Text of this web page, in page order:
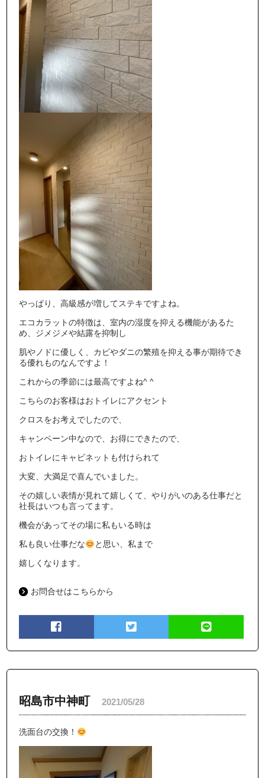
やっぱり、高級感が増してステキですよね。
エコカラットの特徴は、室内の湿度を抑える機能があるた
め、ジメジメや結露を抑制し
肌やノドに優しく、カビやダニの繁殖を抑える事が期待でき
る優れものなんですよ！
これからの季節には最高ですよね^ ^
こちらのお客様はおトイレにアクセント
クロスをお考えでしたので、
キャンペーン中なので、お得にできたので、
おトイレにキャビネットも付けられて
大変、大満足で喜んでいました。
その嬉しい表情が見れて嬉しくて、やりがいのある仕事だと
社長はいつも言ってます。
機会があってその場に私もいる時は
私も良い仕事だな
と思い、私まで
嬉しくなります。
お問合せはこちらから
昭島市中神町 2021/05/28
洗面台の交換！